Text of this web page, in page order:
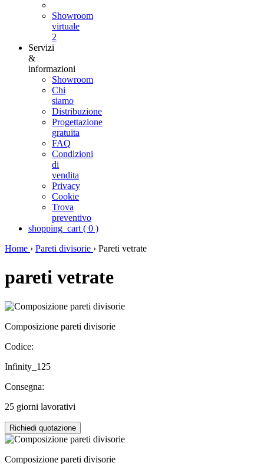
Showroom
virtuale
2
Servizi
&
informazioni
Showroom
Chi
siamo
Distribuzione
Progettazione
gratuita
FAQ
Condizioni
di
vendita
Privacy
Cookie
Trova
preventivo
shopping_cart ( 0 )
Home › Pareti divisorie › Pareti vetrate
pareti vetrate
Composizione pareti divisorie
Codice:
Infinity_125
Consegna:
25 giorni lavorativi
Richiedi quotazione
Composizione pareti divisorie